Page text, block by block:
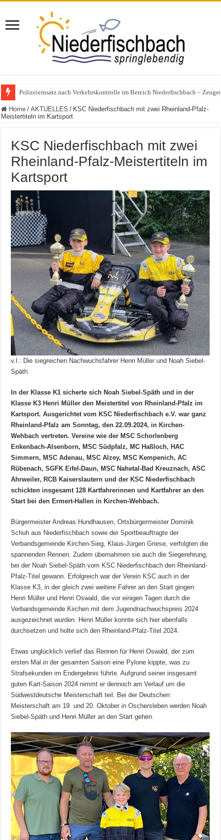
Polizeieinsatz nach Verkehrskontrolle im Bereich Niederfischbach –
Home / AKTUELLES / KSC Niederfischbach mit zwei Rheinland-Pfalz-
Meistertiteln im Kartsport
KSC Niederfischbach mit zwei
Rheinland-Pfalz-Meistertiteln im
Kartsport
v.l.: Die siegreichen Nachwuchsfahrer Henri Müller und Noah Siebel-
Späth
In der Klasse K1 sicherte sich Noah Siebel-Späth und in der
Klasse K3 Henri Müller den Meistertitel von Rheinland-Pfalz im
Kartsport. Ausgerichtet vom KSC Niederfischbach e.V. war ganz
Rheinland-Pfalz am Sonntag, den 22.09.2024, in Kirchen-
Wehbach vertreten. Vereine wie der MSC Schorlenberg
Enkenbach-Alsenborn, MSC Südpfalz, MC Haßloch, HAC
Simmern, MSC Adenau, MSC Alzey, MSC Kempenich, AC
Rübenach, SGFK Eifel-Daun, MSC Nahetal-Bad Kreuznach, ASC
Ahrweiler, RCB Kaiserslautern und der KSC Niederfischbach
schickten insgesamt 128 Kartfahrerinnen und Kartfahrer an den
Start bei den Ermert-Hallen in Kirchen-Wehbach.
Bürgermeister Andreas Hundhausen, Ortsbürgermeister Dominik
Schuh aus Niederfischbach sowie der Sportbeauftragte der
Verbandsgemeinde Kirchen-Sieg, Klaus-Jürgen Griese, verfolgten die
spannenden Rennen. Zudem übernahmen sie auch die Siegerehrung,
bei der Noah Siebel-Späth vom KSC Niederfischbach den Rheinland-
Pfalz-Titel gewann. Erfolgreich war der Verein KSC auch in der
Klasse K3, in der gleich zwei weitere Fahrer an den Start gingen:
Henri Müller und Henri Oswald, die vor einigen Tagen durch die
Verbandsgemeinde Kirchen mit dem Jugendnachwuchspreis 2024
ausgezeichnet wurden. Henri Müller konnte sich hier ebenfalls
durchsetzen und holte sich den Rheinland-Pfalz-Titel 2024.
Etwas unglücklich verlief das Rennen für Henri Oswald, der zum
ersten Mal in der gesamten Saison eine Pylone kippte, was zu
Strafsekunden im Endergebnis führte. Aufgrund seiner insgesamt
guten Kart-Saison 2024 nimmt er dennoch am Verlauf um die
Südwestdeutsche Meisterschaft teil. Bei der Deutschen
Meisterschaft am 19. und 20. Oktober in Oschersleben werden Noah
Siebel-Späth und Henri Müller an den Start gehen.